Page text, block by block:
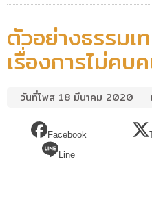
ตัวอย่างธรรม
เรื่องการไม่คบ
วันที่โพส 18 มีนาคม 2020
Facebook
Line